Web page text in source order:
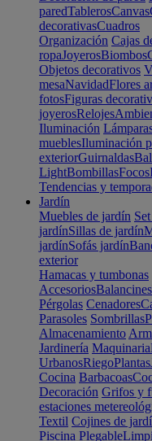
paredTablerosCanvas
decorativasCuadros
Organización Cajas
ropaJoyerosBiombos
Objetos decorativos
mesaNavidadFlores
fotosFiguras
joyerosRelojes
Iluminación
mueblesIluminación
exteriorGuirnaldas
LightBombillasFocos
Tendencias y
Jardín
Muebles de jardín
jardínSillas de jardín
jardínSofás jardín
exterior
Hamacas y tumbonas
AccesoriosBalancines
Pérgolas Cenadores
Parasoles Sombrillas
Almacenamiento
Jardinería Maquinaria
UrbanosRiegoPlantas
Cocina Barbacoas
Decoración Grifos y
estaciones
Textil Cojines de
Piscina Plegable